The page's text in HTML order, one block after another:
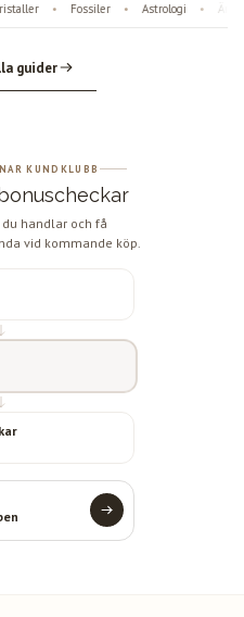
Fossiler Astrologi
guider
KUNDKLUBB
handlar och få
vid kommande köp.